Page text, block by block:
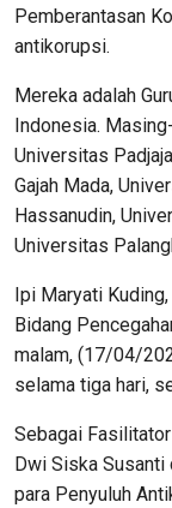
Pemberantasan
antikorupsi.
Mereka adalah
Indonesia.
Universitas
Gajah Mada,
Hassanudin,
Universitas
Ipi Maryati
Bidang
malam, (17/04/
selama tiga hari,
Sebagai
Dwi Siska Susanti
para Penyuluh